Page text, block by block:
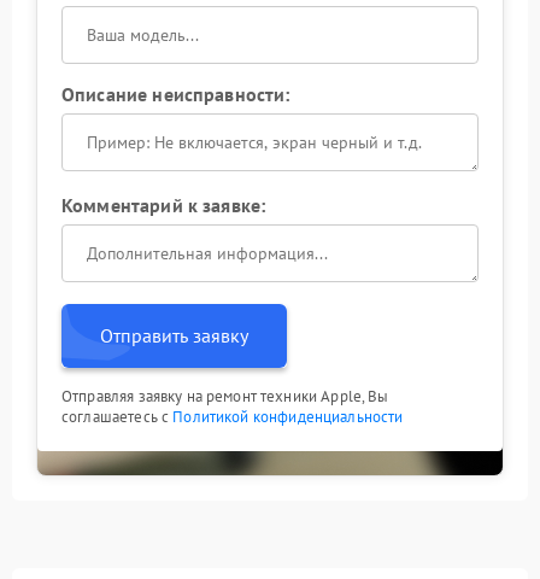
Описание неисправности:
Комментарий к заявке:
Отправить заявку
Отправляя заявку на ремонт техники Apple, Вы
соглашаетесь с Политикой конфиденциальности